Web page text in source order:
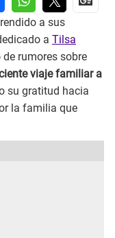
a sus
a Tilsa
rumores sobre
viaje familiar a
su gratitud hacia
la familia que